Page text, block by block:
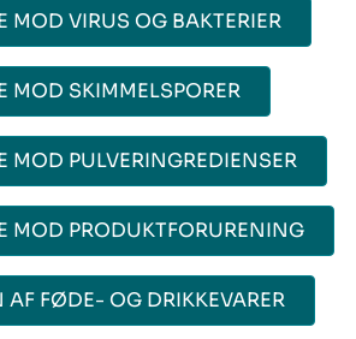
MOD VIRUS OG BAKTERIER
MOD SKIMMELSPORER
MOD PULVERINGREDIENSER
MOD PRODUKTFORURENING
AF FØDE- OG DRIKKEVARER